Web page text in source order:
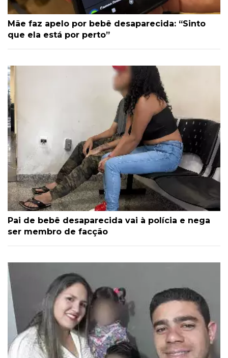
Mãe faz apelo por bebê desaparecida: “Sinto
que ela está por perto”
Pai de bebê desaparecida vai à polícia e nega
ser membro de facção